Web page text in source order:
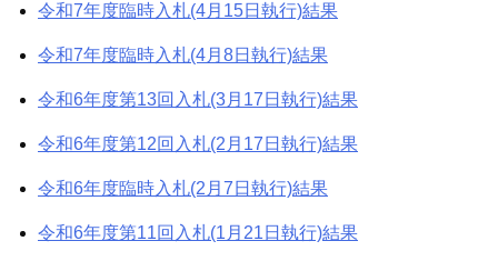
令和7年度臨時入札(4月15日執行)結果
令和7年度臨時入札(4月8日執行)結果
令和6年度第13回入札(3月17日執行)結果
令和6年度第12回入札(2月17日執行)結果
令和6年度臨時入札(2月7日執行)結果
令和6年度第11回入札(1月21日執行)結果